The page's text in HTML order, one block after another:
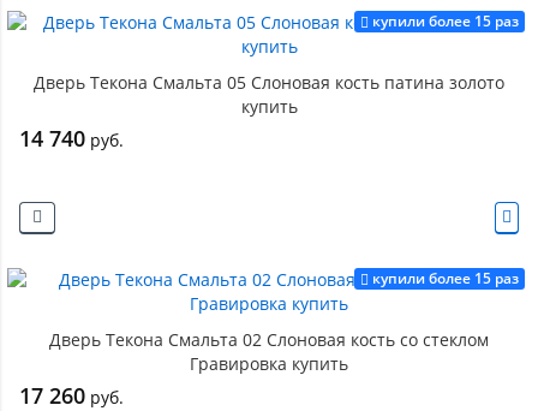
купили более 15 раз
Дверь Текона Смальта 05 Слоновая кость патина золото
купить
14 740 руб.
купили более 15 раз
Дверь Текона Смальта 02 Слоновая кость со стеклом
Гравировка купить
17 260 руб.